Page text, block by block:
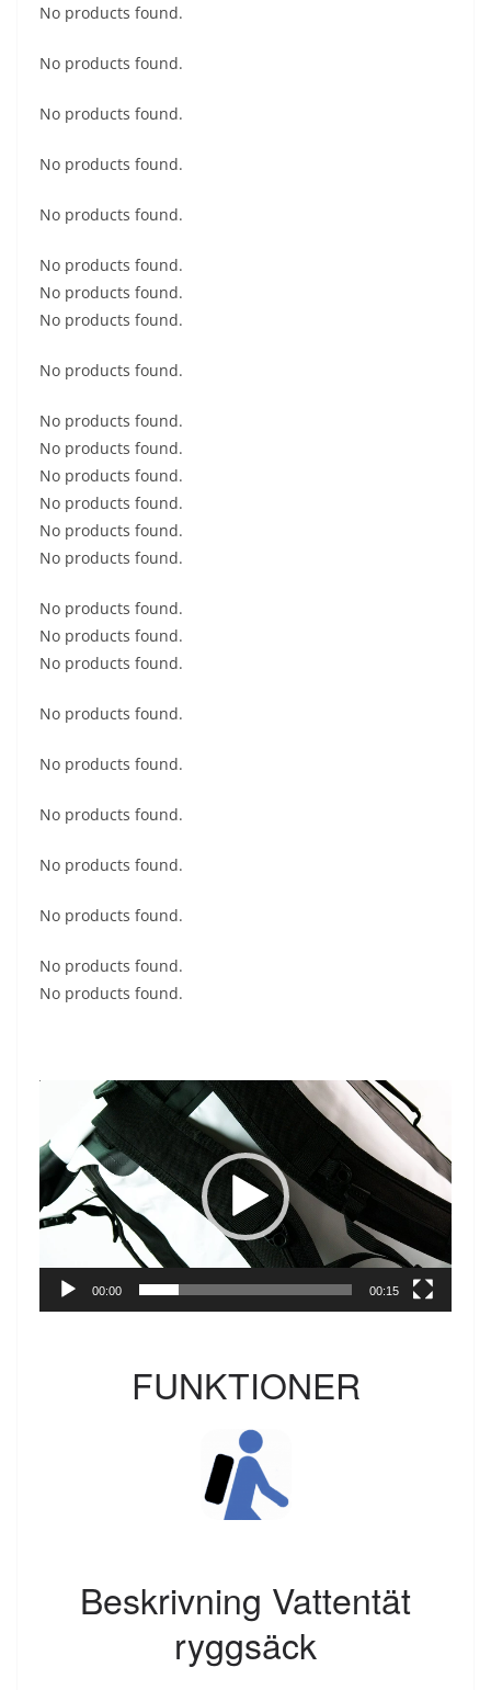
No products found.
No products found.
No products found.
No products found.
No products found.
No products found.
No products found.
No products found.
No products found.
No products found.
No products found.
No products found.
No products found.
No products found.
No products found.
No products found.
No products found.
No products found.
No products found.
No products found.
No products found.
No products found.
No products found.
No products found.
No products found.
Videospelare
00:00 00:15
FUNKTIONER
Beskrivning Vattentät
ryggsäck